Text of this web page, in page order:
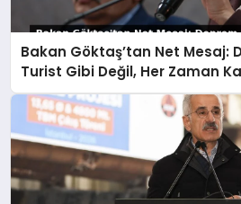
Bakan Göktaş’tan Net Mesaj:
Turist Gibi Değil, Her Zaman
Gidiyoruz!